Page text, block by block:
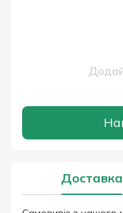
Доставка